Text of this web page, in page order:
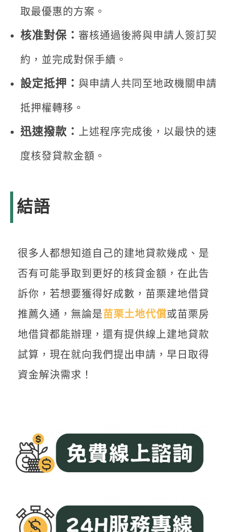
取最優惠的方案。
核准對保： 審核通過後將與申請人簽訂契
約，並完成對保手續。
設定抵押： 與申請人共同至地政機關申請
抵押權轉移。
迅速撥款： 上述程序完成後，以最快的速
度核發貸款金額。
結語
很多人都想知道自己的建地貸款幾成、是
否有可能爭取到更好的核貸金額，在此告
訴你，若想要獲得好成數，苗栗建地借貸
推薦久通，無論是苗栗土地代償或苗栗房
地借貸都能辦理，還有提供線上建地貸款
試算，現在就向我們提出申請，早日取得
資金解決需求！